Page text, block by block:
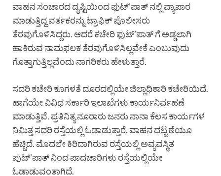
ವಾಹನ ಸಂಚಾರದ ದೃಷ್ಟಿಯಿಂದ ಫುಟ್’ಪಾತ್ ನಲ್ಲಿ ವ್ಯಾಪಾರ
ಮಾಡುತ್ತಿದ್ದ ವರ್ತಕರನ್ನು ಟ್ರಾಫಿಕ್ ಪೊಲೀಸರು
ತೆರವುಗೊಳಿಸಿದ್ದರು. ಆದರೆ ಕಚೇರಿ ಫುಟ್’ಪಾತ್ ಗೆ ಅಡ್ಡಲಾಗಿ
ಹಾಕಿರುವ ನಾಮಫಲಕ ತೆರವುಗೊಳಿಸಿಲ್ಲವೇಕೆ ಎಂಬುವುದು
ಗೊತ್ತಾಗುತ್ತಿಲ್ಲವೆಂದು ನಾಗರಿಕರು ಹೇಳುತ್ತಾರೆ.
ಸದರಿ ಕಚೇರಿ ಕೂಗಳತೆ ದೂರದಲ್ಲಿಯೇ ಜಿಲ್ಲಾಧಿಕಾರಿ ಕಚೇರಿಯಿದೆ.
ಹಾಗೆಯೇ ವಿವಿಧ ಸರ್ಕಾರಿ ಇಲಾಖೆಗಳು ಕಾರ್ಯನಿರ್ವಹಣೆ
ಮಾಡುತ್ತಿವೆ. ಪ್ರತಿನಿತ್ಯ ನೂರಾರು ಜನರು ನಾನಾ ಕೆಲಸ ಕಾರ್ಯಗಳ
ನಿಮಿತ್ತ ಸದರಿ ರಸ್ತೆಯಲ್ಲಿ ಓಡಾಡುತ್ತಾರೆ. ವಾಹನ ದಟ್ಟಣೆಯೂ
ಹೆಚ್ಚಿದೆ. ಮೊದಲೇ ಕಿರಿದಾಗಿರುವ ರಸ್ತೆಯಲ್ಲಿ ಅವ್ಯವಸ್ಥಿತ
ಪುಟ್’ಪಾತ್ ನಿಂದ ಪಾದಚಾರಿಗಳು ರಸ್ತೆಯಲ್ಲಿಯೇ
ಓಡಾಡುವಂತಾಗಿದೆ.